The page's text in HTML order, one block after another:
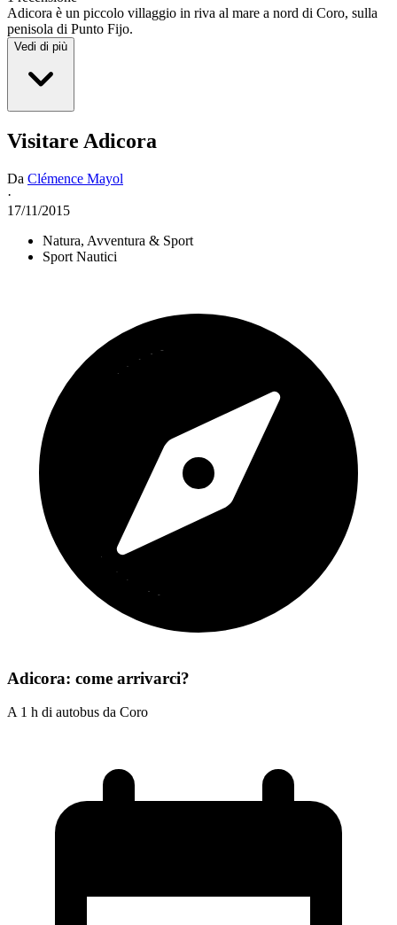
Adicora è un piccolo villaggio in riva al mare a nord di Coro, sulla
penisola di Punto Fijo.
Vedi di più
Visitare Adicora
Da Clémence Mayol
·
17/11/2015
Natura, Avventura & Sport
Sport Nautici
Adicora: come arrivarci?
A 1 h di autobus da Coro